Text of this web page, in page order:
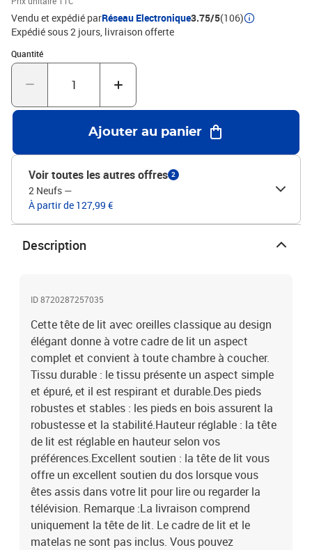
foncéMatériau : tissu (100 % polyester), bois d'ingénierie, bois de
mélèze massifMatériau de remplissage : mousseDimensions
totales : 203 x 23 x 118/128 cm (l x P x H)La livraison contient :1 x
tête de lit2 x oreille
Vendu et expédié parRéseau Electronique3.75/5(106)
Expédié sous 2 jours livraison offerte
Quantité
Quantité : 1
Ajouter au panier
Voir toutes les autres offres 2
2 Neufs —
À partir de 127,99 €
Description
ID 8720287257035
Cette tête de lit avec oreilles classique au design
élégant donne à votre cadre de lit un aspect
complet et convient à toute chambre à coucher.
Tissu durable : le tissu présente un aspect simple
et épuré, et il est respirant et durable.Des pieds
robustes et stables : les pieds en bois assurent la
robustesse et la stabilité.Hauteur réglable : la tête
de lit est réglable en hauteur selon vos
préférences.Excellent soutien : la tête de lit vous
offre un excellent soutien du dos lorsque vous
êtes assis dans votre lit pour lire ou regarder la
télévision. Remarque :La livraison comprend
uniquement la tête de lit. Le cadre de lit et le
matelas ne sont pas inclus. Vous pouvez